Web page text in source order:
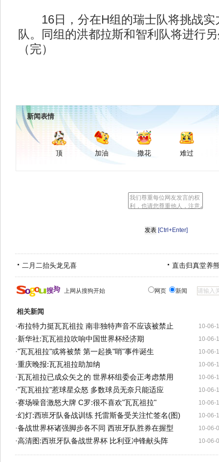
16日，分在H组的瑞士队将挑战实
队。同组的洪都拉斯和智利队将进行
（完）
新闻表情
顶 加油 撒花 难过
[Ctrl+Enter]
二月二抬头龙见喜 直击归真堂养
上网从搜狗开始 网页 新闻
相关新闻
10-06-
·布拉特力挺瓦瓦祖拉 南非独特声音不应该被禁止
10-06-
·新华社:瓦瓦祖拉吹响中国世界杯经济期
10-06-
·"瓦瓦祖拉"或将被禁 第一起换"哨"事件诞生
10-06-
·重庆晚报:瓦瓦祖拉助加纳
10-06-
·瓦瓦祖拉已成众矢之的 世界杯组委会正考虑禁用
10-06-
·"瓦瓦祖拉"惹球星众怒 多数球员无奈只能适应
10-06-
·赛场噪音激怒大牌 C罗:很不喜欢"瓦瓦祖拉"
10-06-
·幻灯:西班牙队备战训练 托雷斯备受关注忙签名(图)
10-06-
·备战世界杯诸强脚步各不同 西班牙队胜券在握型
10-06-
·高清图:西班牙队备战世界杯 比利亚冲锋献头阵